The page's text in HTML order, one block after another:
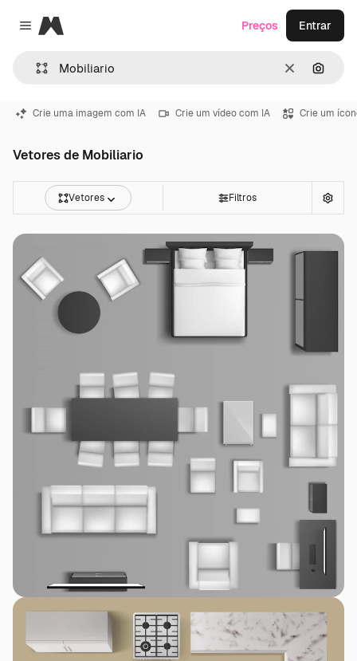
Close menu
Magnific
Limpar
Preços Entrar
Crie uma imagem com IA Crie um vídeo com IA Crie um
Vetores de Mobiliario
Vetores Filtros